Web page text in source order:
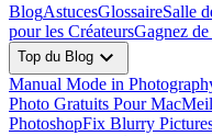
BlogAstucesGlossaireSalle
pour les CréateursGagnez
Top du Blog expand_more
Manual Mode in
Photo Gratuits Pour Mac
PhotoshopFix Blurry